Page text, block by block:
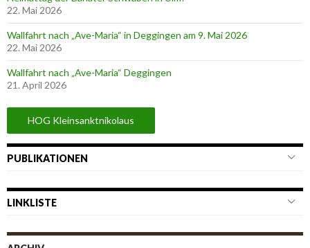
22. Mai 2026
Wallfahrt nach „Ave-Maria“ in Deggingen am 9. Mai 2026
22. Mai 2026
Wallfahrt nach „Ave-Maria“ Deggingen
21. April 2026
HOG Kleinsanktnikolaus
PUBLIKATIONEN
LINKLISTE